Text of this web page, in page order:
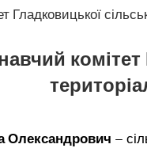
Гладковицької
комітет
Олександрович –